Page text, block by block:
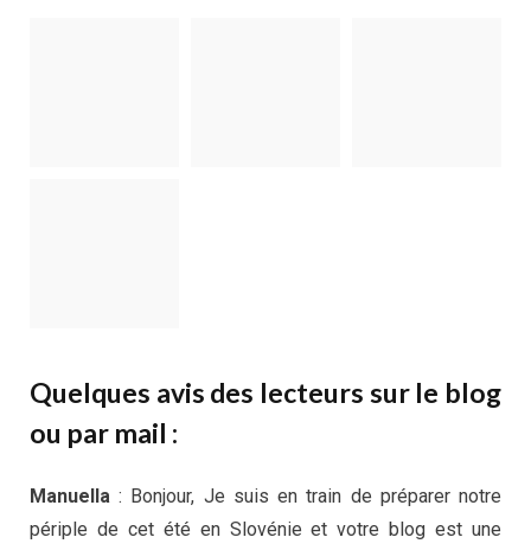
Quelques avis des lecteurs sur le blog
ou par mail :
Manuella : Bonjour, Je suis en train de préparer notre
périple de cet été en Slovénie et votre blog est une